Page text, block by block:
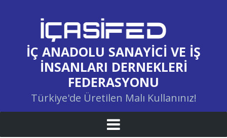
İÇ ANADOLU SANAYICI VE İŞ
İNSANLARI DERNEKLERI
FEDERASYONU
Türkiye'de Üretilen Malı Kullanınız!